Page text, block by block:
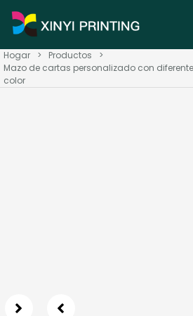
Hogar > Productos
>
Mazo de cartas personalizado con
color